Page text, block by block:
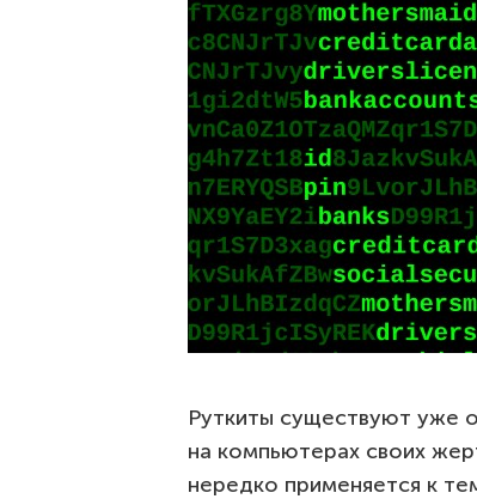
Руткиты существуют уже
на компьютерах своих
нередко применяется к